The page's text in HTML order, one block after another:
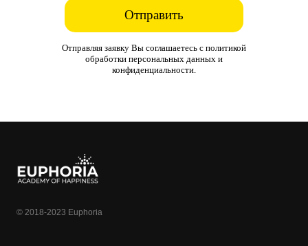
Отправить
Отправляя заявку Вы соглашаетесь с политикой
обработки персональных данных и
конфиденциальности.
© 2018-2023 Euphoria